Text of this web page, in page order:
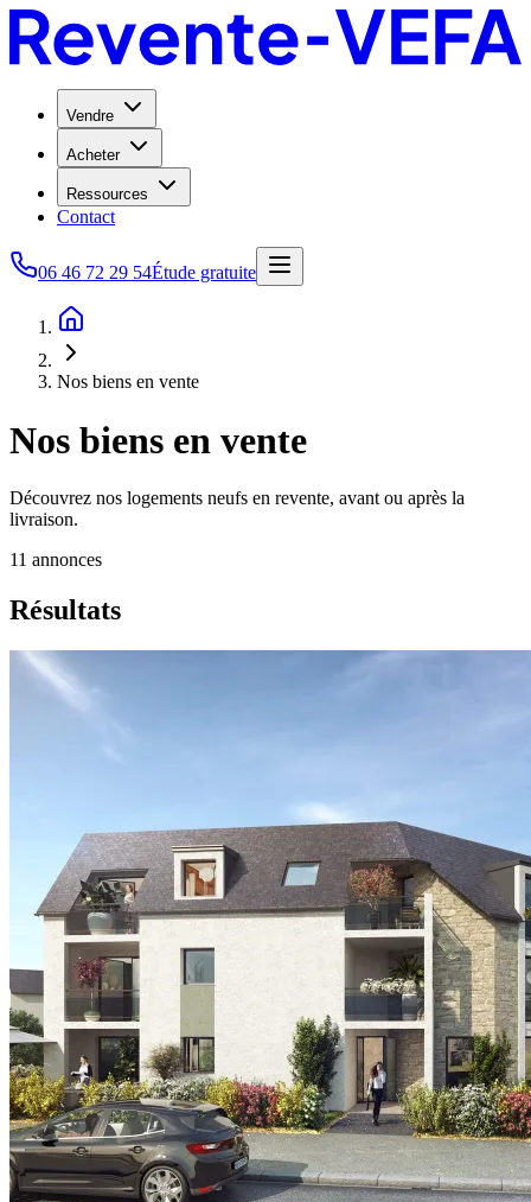
Vendre
Acheter
Ressources
Contact
06 46 72 29 54Étude gratuite
Nos biens en vente
Nos biens en vente
Découvrez nos logements neufs en revente, avant ou après la
livraison.
11 annonces
Résultats